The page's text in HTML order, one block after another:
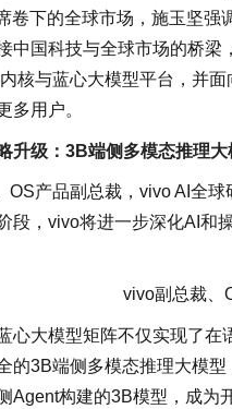
卷下的全球市场，施玉坚强
中国科技与全球市场的桥
核与蓝心大模型平台，并
多用户。
升级：3B端侧多模态推理
OS产品副总裁，vivo AI全
段，vivo将进一步深化AI和
vivo副总裁、
心大模型矩阵不仅实现了
的3B端侧多模态推理大模
Agent构建的3B模型，成为